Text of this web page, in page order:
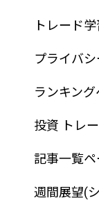
トレード
プライバ
ランキン
投資 トレ
記事一覧ペ
週間展望(